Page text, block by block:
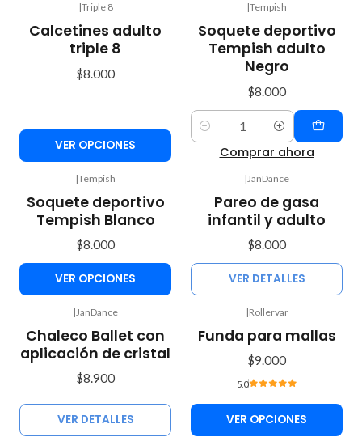
|Triple 8
Calcetines adulto
triple 8
$8.000
VER OPCIONES
|Tempish
Soquete deportivo
Tempish adulto
Negro
$8.000
Cantidad
Comprar ahora
|Tempish
Soquete deportivo
Tempish Blanco
$8.000
VER OPCIONES
| JanDance
Pareo de gasa
infantil y adulto
$8.000
VER DETALLES
| JanDance
Chaleco Ballet con
aplicación de cristal
$8.900
VER DETALLES
|Rollervar
Funda para mallas
$9.000
5.0
VER OPCIONES